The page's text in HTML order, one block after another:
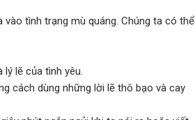
tình trạng mù quáng. Chúng ta có thể
lẽ của tình yêu.
cách dùng những lời lẽ thô bạo và cay